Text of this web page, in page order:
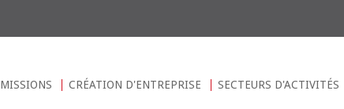
MISSIONS CRÉATION D'ENTREPRISE SECTEURS D'ACTIVITÉS